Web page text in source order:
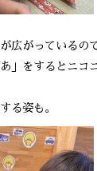
広がっているの
」をするとニコ
る姿も。